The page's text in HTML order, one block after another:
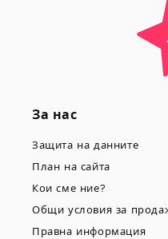
За нас
Защита на данните
План на сайта
Кои сме ние?
Общи условия за
Правна информация